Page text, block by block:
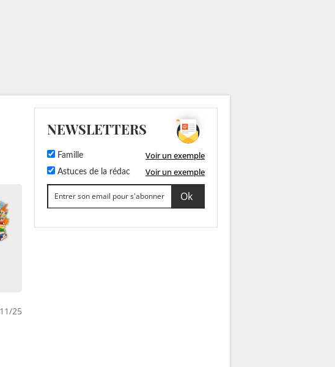
25
NEWSLETTERS
Famille Voir un exemple
Astuces de la rédac Voir un exemple